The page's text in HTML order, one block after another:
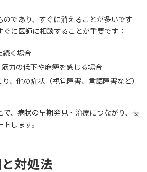
のであり、すぐに消えることが多いです
に医師に相談することが重要です：
続く場合
筋力の低下や麻痺を感じる場合
、他の症状（視覚障害、言語障害など）
で、病状の早期発見・治療につながり、長
します。
対処法